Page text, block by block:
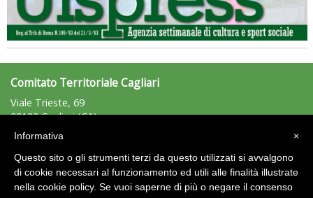
Comitato Territoriale Cagliari
Viale Trieste, 69
09123 Cagliari (CA)
Tel: +39.328.6415477 - Fax: n.d.
C.F.: 92012220924
×
Informativa
Questo sito o gli strumenti terzi da questo utilizzati si avvalgono
di cookie necessari al funzionamento ed utili alle finalità illustrate
nella cookie policy. Se vuoi saperne di più o negare il consenso